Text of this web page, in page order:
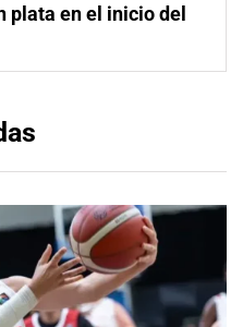
plata en el inicio del